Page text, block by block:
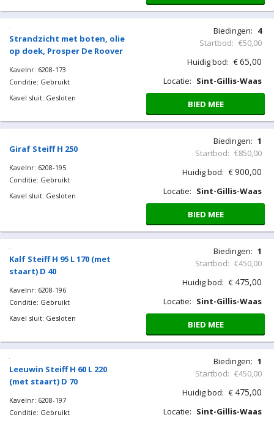
Strandzicht met boten, olie
op doek, Prosper De Roover
Kavelnr: 6208-173
Conditie: Gebruikt
Kavel sluit: Gesloten
Biedingen: 4
Startbod: €50,00
Huidig bod: €65,00
Locatie: Sint-Gillis-Waas
BIED MEE
Giraf Steiff H 250
Kavelnr: 6208-195
Conditie: Gebruikt
Kavel sluit: Gesloten
Biedingen: 1
Startbod: €850,00
Huidig bod: €900,00
Locatie: Sint-Gillis-Waas
BIED MEE
Kalf Steiff H 95 L 170 (met
staart) D 40
Kavelnr: 6208-196
Conditie: Gebruikt
Kavel sluit: Gesloten
Biedingen: 1
Startbod: €450,00
Huidig bod: € 475,00
Locatie: Sint-Gillis-Waas
BIED MEE
Leeuwin Steiff H 60 L 220
(met staart) D 70
Kavelnr: 6208-197
Conditie: Gebruikt
Biedingen: 1
Startbod: €450,00
Huidig bod: € 475,00
Locatie: Sint-Gillis-Waas